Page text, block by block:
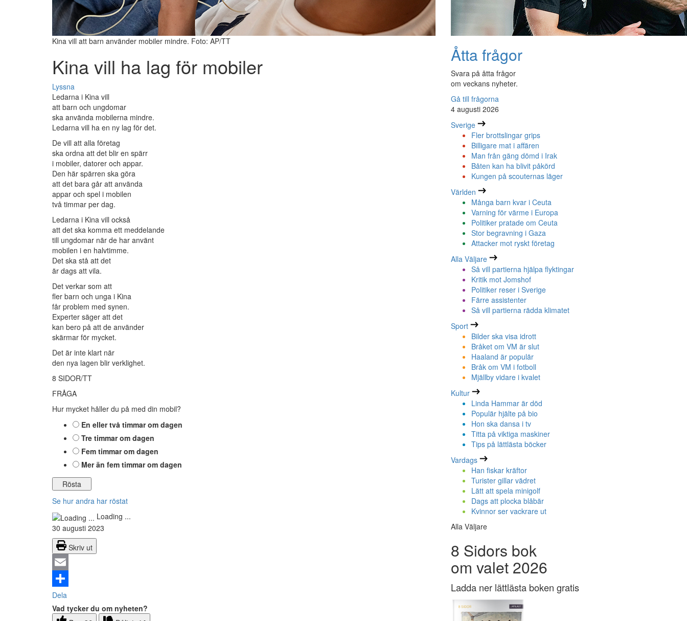
Kina vill att barn använder mobiler mindre. Foto: AP/TT
Kina vill ha lag för mobiler
Lyssna
Ledarna i Kina vill
att barn och ungdomar
ska använda mobilerna mindre.
Ledarna vill ha en ny lag för det.
De vill att alla företag
ska ordna att det blir en spärr
i mobiler, datorer och appar.
Den här spärren ska göra
att det bara går att använda
appar och spel i mobilen
två timmar per dag.
Ledarna i Kina vill också
att det ska komma ett meddelande
till ungdomar när de har använt
mobilen i en halvtimme.
Det ska stå att det
är dags att vila.
Det verkar som att
fler barn och unga i Kina
får problem med synen.
Experter säger att det
kan bero på att de använder
skärmar för mycket.
Det är inte klart när
den nya lagen blir verklighet.
8 SIDOR/TT
FRÅGA
Hur mycket håller du på med din mobil?
En eller två timmar om dagen
Tre timmar om dagen
Fem timmar om dagen
Mer än fem timmar om dagen
Se hur andra har röstat
Loading ...
30 augusti 2023
Skriv ut
Email
Dela
Vad tycker du om nyheten?
Åtta frågor
Svara på åtta frågor
om veckans nyheter.
Gå till frågorna
4 augusti 2026
Sverige
Fler brottslingar grips
Billigare mat i affären
Man från gäng dömd i Irak
Båten kan ha blivit påkörd
Kungen på scouternas läger
Världen
Många barn kvar i Ceuta
Varning för värme i Europa
Politiker pratade om Ceuta
Stor begravning i Gaza
Attacker mot ryskt företag
Alla Väljare
Så vill partierna hjälpa flyktingar
Kritik mot Jomshof
Politiker reser i Sverige
Färre assistenter
Så vill partierna rädda klimatet
Sport
Bilder ska visa idrott
Bråket om VM är slut
Haaland är populär
Bråk om VM i fotboll
Mjällby vidare i kvalet
Kultur
Linda Hammar är död
Populär hjälte på bio
Hon ska dansa i tv
Titta på viktiga maskiner
Tips på lättlästa böcker
Vardags
Han fiskar kräftor
Turister gillar vädret
Lätt att spela minigolf
Dags att plocka blåbär
Kvinnor ser vackrare ut
Alla Väljare
8 Sidors bok
om valet 2026
Ladda ner lättlästa boken gratis